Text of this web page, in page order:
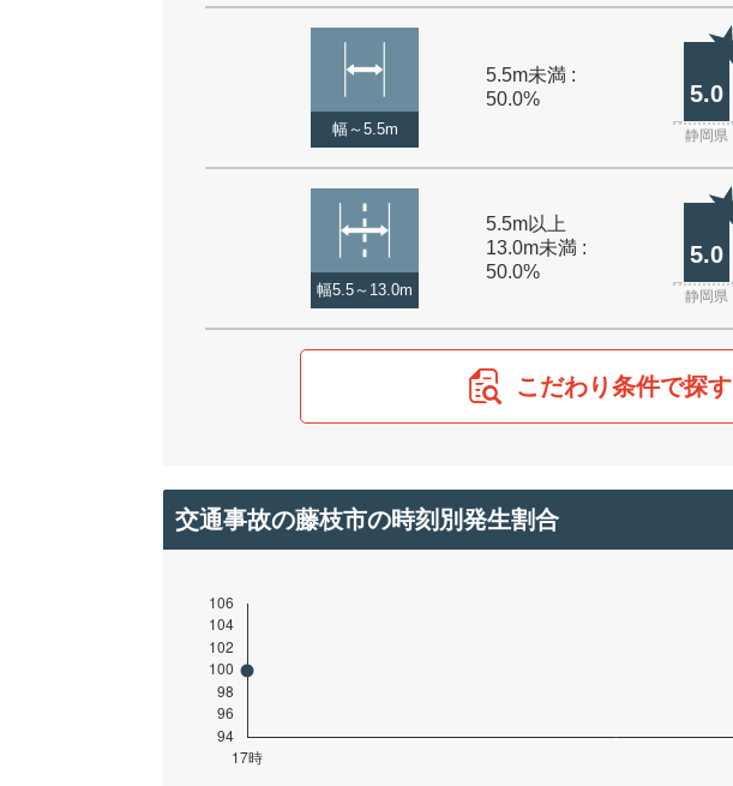
幅～5.5m
5.5m未満 :
50.0%
5.0
静岡県
幅5.5～13.0m
5.5m以上
13.0m未満 :
50.0%
5.0
静岡県
こだわり条件で探す
交通事故の藤枝市の時刻別発生割合